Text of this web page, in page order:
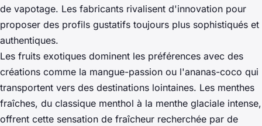
de vapotage. Les fabricants rivalisent d'innovation pour
proposer des profils gustatifs toujours plus sophistiqués et
authentiques.
Les fruits exotiques dominent les préférences avec des
créations comme la mangue-passion ou l'ananas-coco qui
transportent vers des destinations lointaines. Les menthes
fraîches, du classique menthol à la menthe glaciale intense,
offrent cette sensation de fraîcheur recherchée par de